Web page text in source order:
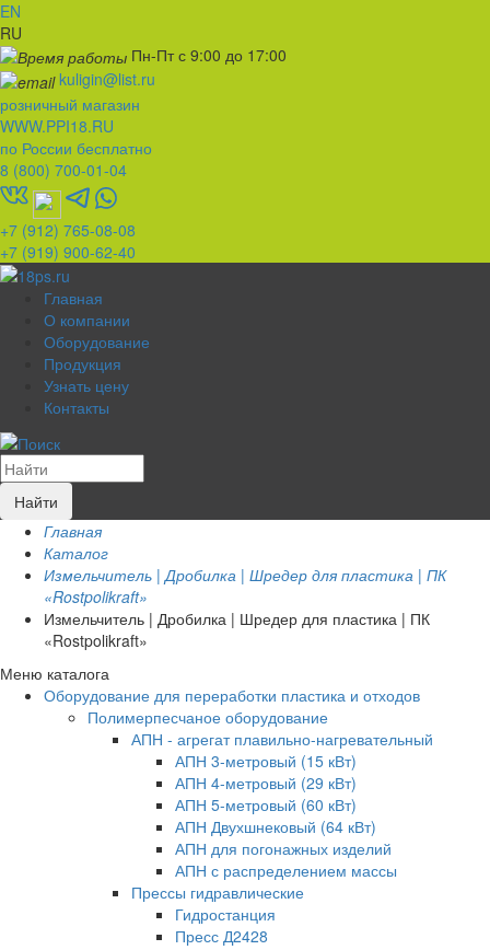
EN
RU
Пн-Пт с 9:00 до 17:00
kuligin@list.ru
розничный магазин
WWW.PPI18.RU
по России бесплатно
8 (800) 700-01-04
+7 (912) 765-08-08
+7 (919) 900-62-40
Главная
О компании
Оборудование
Продукция
Узнать цену
Контакты
Главная
Каталог
Измельчитель | Дробилка | Шредер для пластика | ПК
«Rostpolikraft»
Измельчитель | Дробилка | Шредер для пластика | ПК
«Rostpolikraft»
Меню каталога
Оборудование для переработки пластика и отходов
Полимерпесчаное оборудование
АПН - агрегат плавильно-нагревательный
АПН 3-метровый (15 кВт)
АПН 4-метровый (29 кВт)
АПН 5-метровый (60 кВт)
АПН Двухшнековый (64 кВт)
АПН для погонажных изделий
АПН с распределением массы
Прессы гидравлические
Гидростанция
Пресс Д2428